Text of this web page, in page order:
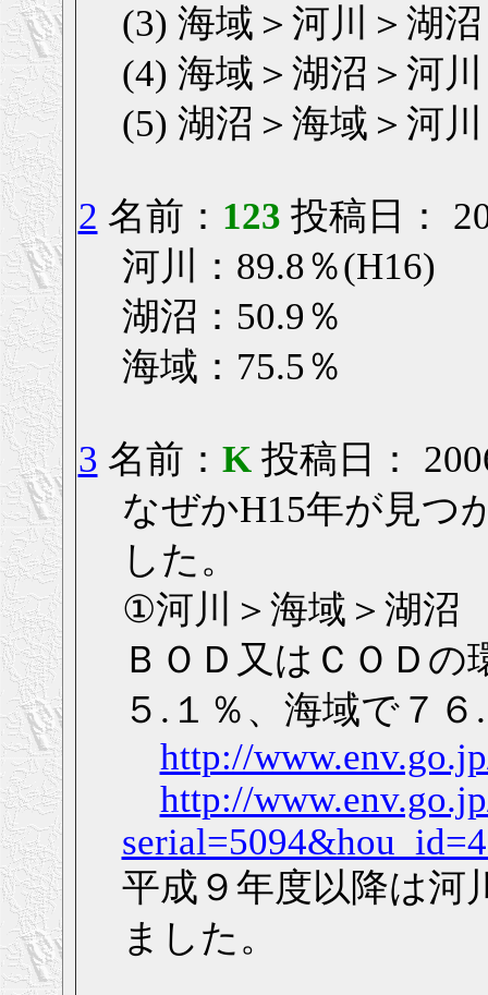
(3) 海域＞河川＞湖沼
(4) 海域＞湖沼＞河川
(5) 湖沼＞海域＞河川
2 名前： 123 投稿日：
河川：89.8％(H16)
湖沼：50.9％
海域：75.5％
3 名前： K 投稿日：
なぜかH15年が見つ
した。
①河川＞海域＞湖沼
ＢＯＤ又はＣＯＤの
５.１％、海域で７
http://
http://
平成９年度以降は河
ました。